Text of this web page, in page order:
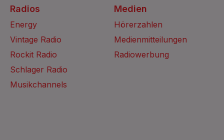
Radios
Energy
Vintage Radio
Rockit Radio
Schlager Radio
Musikchannels
Medien
Hörerzahlen
Medienmitteilungen
Radiowerbung